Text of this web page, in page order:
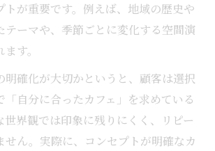
トが重要です。例えば、地域の歴史や
テーマや、季節ごとに変化する空間演
す。
明確化が大切かというと、顧客は選択
「自分に合ったカフェ」を求めている
世界観では印象に残りにくく、リピー
せん。実際に、コンセプトが明確なカ